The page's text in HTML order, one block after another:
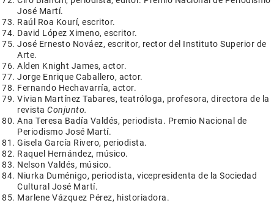
José Martí.
Raúl Roa Kourí, escritor.
David López Ximeno, escritor.
José Ernesto Nováez, escritor, rector del Instituto Superior de
Arte.
Alden Knight James, actor.
Jorge Enrique Caballero, actor.
Fernando Hechavarría, actor.
Vivian Martínez Tabares, teatróloga, profesora, directora de la
revista Conjunto.
Ana Teresa Badía Valdés, periodista. Premio Nacional de
Periodismo José Martí.
Gisela García Rivero, periodista.
Raquel Hernández, músico.
Nelson Valdés, músico.
Niurka Duménigo, periodista, vicepresidenta de la Sociedad
Cultural José Martí.
Marlene Vázquez Pérez, historiadora.